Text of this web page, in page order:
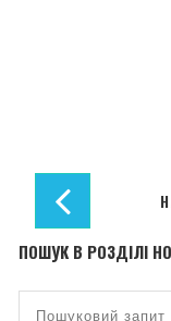
ПОШУК В РОЗДІЛІ